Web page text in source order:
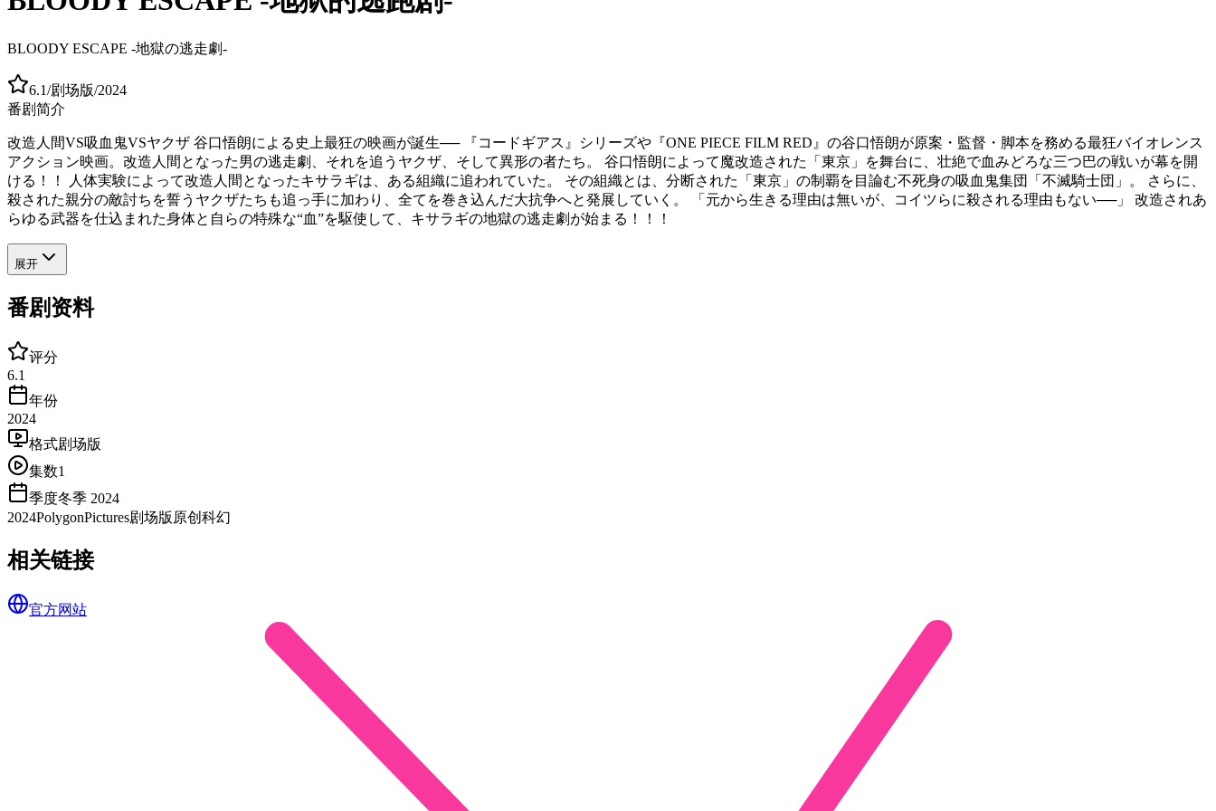
BLOODY ESCAPE -地獄の逃走劇-
6.1/剧场版/2024
番剧简介
改造人間VS吸血鬼VSヤクザ 谷口悟朗による史上最狂の映画が誕生── 『コードギアス』シリーズや『ONE PIECE FILM RED』の谷口悟朗が原案・監督・脚本を務める最狂バイオレンス
アクション映画。改造人間となった男の逃走劇、それを追うヤクザ、そして異形の者たち。 谷口悟朗によって魔改造された「東京」を舞台に、壮絶で血みどろな三つ巴の戦いが幕を開
ける！！ 人体実験によって改造人間となったキサラギは、ある組織に追われていた。 その組織とは、分断された「東京」の制覇を目論む不死身の吸血鬼集団「不滅騎士団」。 さらに、
殺された親分の敵討ちを誓うヤクザたちも追っ手に加わり、全てを巻き込んだ大抗争へと発展していく。 「元から生きる理由は無いが、コイツらに殺される理由もない──」 改造されあ
らゆる武器を仕込まれた身体と自らの特殊な“血”を駆使して、キサラギの地獄の逃走劇が始まる！！！
展开
番剧资料
评分
6.1
年份
2024
格式剧场版
集数1
季度冬季 2024
2024PolygonPictures剧场版 原创 科幻
相关链接
官方网站